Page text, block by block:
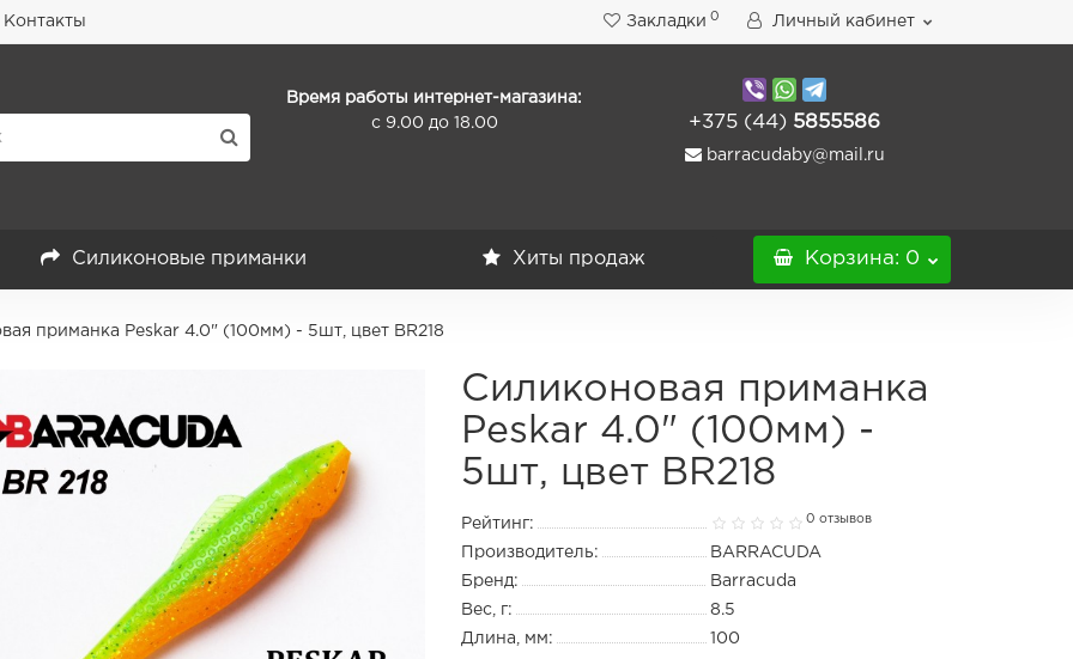
Контакты Закладки 0 Личный кабинет
Время работы интернет-магазина:
с 9.00 до 18.00
+375 (44) 5855586
barracudaby@mail.ru
Силиконовые приманки Хиты продаж Корзина: 0
приманка Peskar 4.0" (100мм) - 5шт, цвет BR218
Силиконовая приманка
Peskar 4.0" (100мм) -
5шт, цвет BR218
Рейтинг: 0 отзывов
Производитель:
BARRACUDA
Бренд:
Barracuda
Вес, г:
8.5
Длина, мм:
100